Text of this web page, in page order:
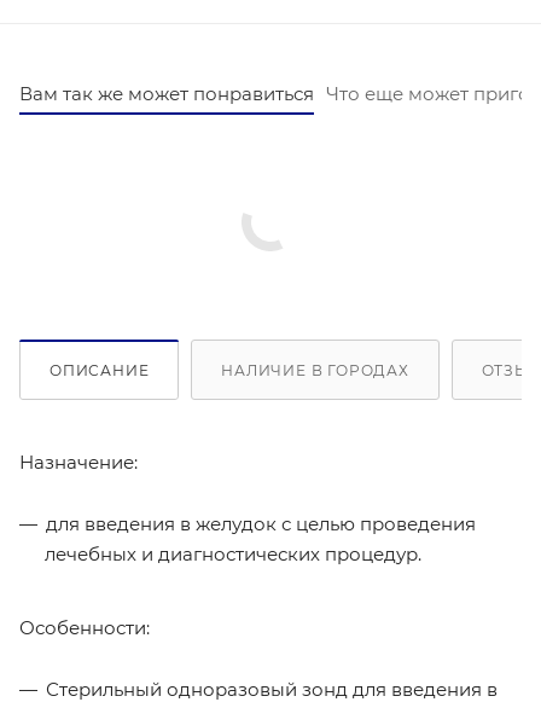
Вам так же может понравиться Что еще может
ОПИСАНИЕ НАЛИЧИЕ В ГОРОДАХ
Назначение:
для введения в желудок с целью проведения
лечебных и диагностических процедур.
Особенности:
Стерильный одноразовый зонд для введения в